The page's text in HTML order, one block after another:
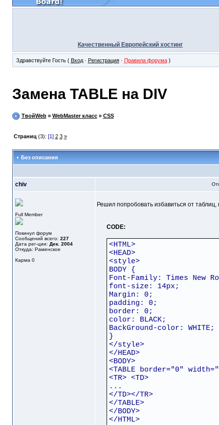
Качественный Европейский хостинг
Здравствуйте Гость ( Вход· Регистрация· Правила форума)
Замена TABLE на DIV
ТвойWeb» WebMaster класс» CSS
Страниц (3): [1] 2 3 »
Без описания
chiv
Full Member
Покинул форум
Сообщений всего: 227
Дата рег-ции: Дек. 2004
Откуда: Раменское
Карма 0
Решил попробовать избавиться от
CODE:
<HTML>
<HEAD>
<style>
BODY {
Font-Family: Times New
font-size: 14px;
Margin: 0;
padding: 0;
border: 0;
color: BLACK;
BackGround-color: WHITE;
}
</style>
</HEAD>
<BODY>
<TABLE border="0"
<TR> <TD>
...
</TD></TR>
</TABLE>
</BODY>
</HTML>